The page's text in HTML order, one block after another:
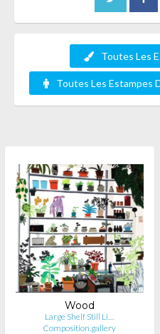
Toutes Les
Toutes Les Estampes
Wood
Large Shelf Still Li…
Composition.gallery